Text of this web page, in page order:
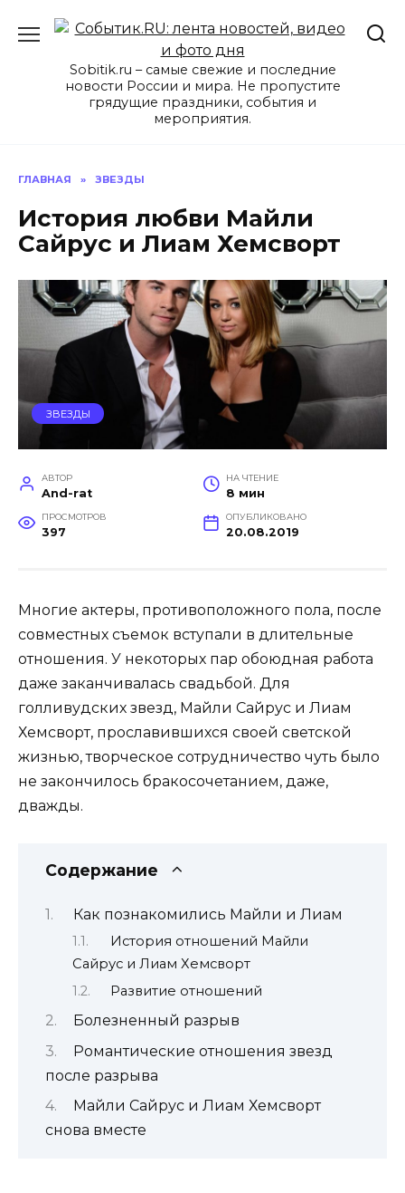
Sobitik.ru – самые свежие и последние
новости России и мира. Не пропустите
грядущие праздники, события и
мероприятия.
ГЛАВНАЯ » ЗВЕЗДЫ
История любви Майли
Сайрус и Лиам Хемсворт
ЗВЕЗДЫ
АВТОР
And-rat
НА ЧТЕНИЕ
8 мин
ПРОСМОТРОВ
397
ОПУБЛИКОВАНО
20.08.2019
Многие актеры, противоположного пола, после
совместных съемок вступали в длительные
отношения. У некоторых пар обоюдная работа
даже заканчивалась свадьбой. Для
голливудских звезд, Майли Сайрус и Лиам
Хемсворт, прославившихся своей светской
жизнью, творческое сотрудничество чуть было
не закончилось бракосочетанием, даже,
дважды.
Содержание
Как познакомились Майли и Лиам
История отношений Майли
Сайрус и Лиам Хемсворт
Развитие отношений
Болезненный разрыв
Романтические отношения звезд
после разрыва
Майли Сайрус и Лиам Хемсворт
снова вместе